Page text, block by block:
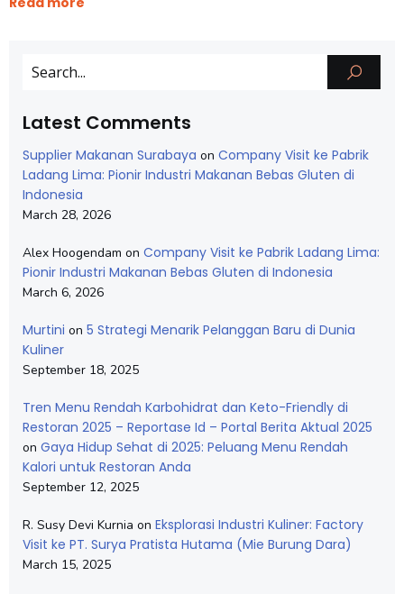
Latest Comments
Supplier Makanan Surabaya on Company Visit ke Pabrik
Ladang Lima: Pionir Industri Makanan Bebas Gluten di
Indonesia
March 28, 2026
Alex Hoogendam on Company Visit ke Pabrik Ladang Lima:
Pionir Industri Makanan Bebas Gluten di Indonesia
March 6, 2026
Murtini on 5 Strategi Menarik Pelanggan Baru di Dunia
Kuliner
September 18, 2025
Tren Menu Rendah Karbohidrat dan Keto-Friendly di
Restoran 2025 – Reportase Id – Portal Berita Aktual 2025
on Gaya Hidup Sehat di 2025: Peluang Menu Rendah
Kalori untuk Restoran Anda
September 12, 2025
R. Susy Devi Kurnia on Eksplorasi Industri Kuliner: Factory
Visit ke PT. Surya Pratista Hutama (Mie Burung Dara)
March 15, 2025